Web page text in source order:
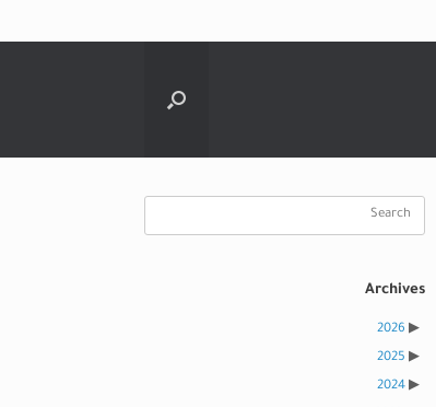
Search
Archives
2026
2025
2024